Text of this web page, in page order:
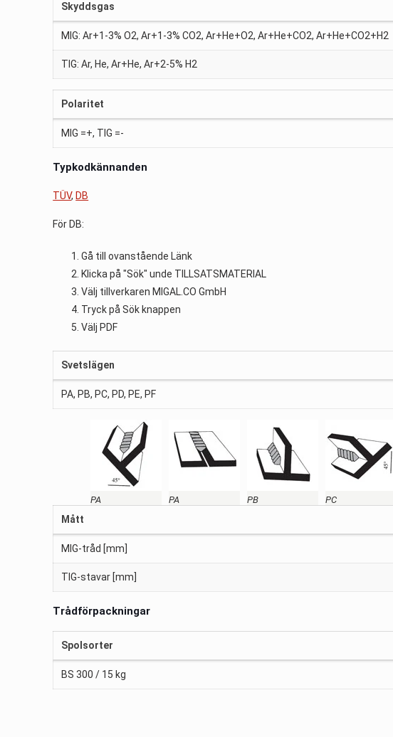
Skyddsgas
MIG: Ar+1-3% O2, Ar+1-3% CO2, Ar+He+O2, Ar+He+CO2, Ar+He+CO2+H2
TIG: Ar, He, Ar+He, Ar+2-5% H2
Polaritet
MIG =+, TIG =-
Typkodkännanden
TÜV, DB
För DB:
Gå till ovanstående Länk
Klicka på "Sök" unde TILLSATSMATERIAL
Välj tillverkaren MIGAL.CO GmbH
Tryck på Sök knappen
Välj PDF
Svetslägen
PA, PB, PC, PD, PE, PF
PA PA PB PC
Mått
MIG-tråd [mm]
TIG-stavar [mm]
Trådförpackningar
Spolsorter
BS 300 / 15 kg